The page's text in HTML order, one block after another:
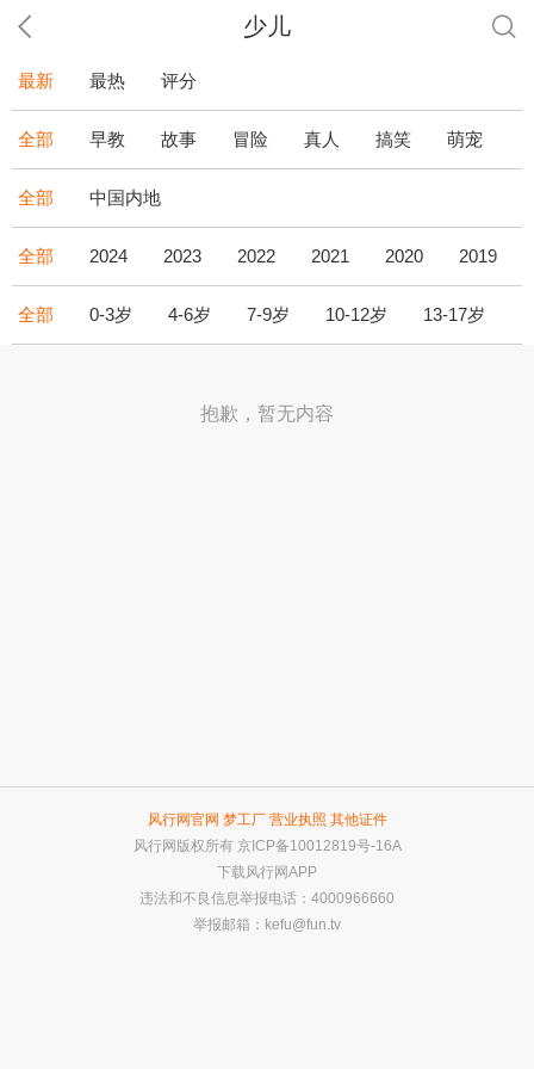
少儿
最新 最热 评分
全部 早教 故事 冒险 真人 搞笑 萌宠
全部 中国内地
全部 2024 2023 2022 2021 2020 2019
全部 0-3岁 4-6岁 7-9岁 10-12岁 13-17岁
抱歉，暂无内容
风行网官网 梦工厂 营业执照 其他证件
风行网版权所有 京ICP备10012819号-16A
下载风行网APP
违法和不良信息举报电话：4000966660
举报邮箱： kefu@fun.tv